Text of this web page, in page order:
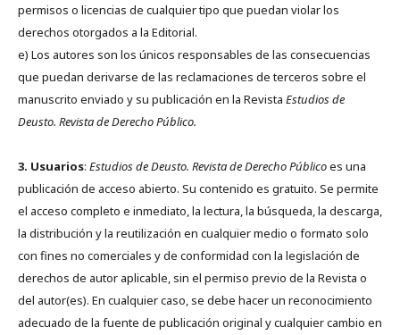
permisos o licencias de cualquier tipo que puedan violar los
derechos otorgados a la Editorial.
e) Los autores son los únicos responsables de las consecuencias
que puedan derivarse de las reclamaciones de terceros sobre el
manuscrito enviado y su publicación en la Revista Estudios de
Deusto. Revista de Derecho Público.
3. Usuarios: Estudios de Deusto. Revista de Derecho Públicoes una
publicación de acceso abierto. Su contenido es gratuito. Se permite
el acceso completo e inmediato, la lectura, la búsqueda, la descarga,
la distribución y la reutilización en cualquier medio o formato solo
con fines no comerciales y de conformidad con la legislación de
derechos de autor aplicable, sin el permiso previo de la Revista o
del autor(es). En cualquier caso, se debe hacer un reconocimiento
adecuado de la fuente de publicación original y cualquier cambio en